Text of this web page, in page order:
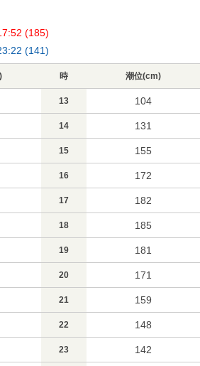
(185)
(141)
時 潮位(cm)
13 104
14 131
15 155
16 172
17 182
18 185
19 181
20 171
21 159
22 148
23 142